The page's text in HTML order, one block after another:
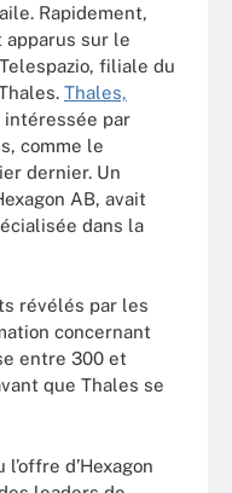
Rapidement,
apparus sur le
filiale du
Thales,
intéressée par
comme le
dernier. Un
AB, avait
dans la
révélés par les
concernant
entre 300 et
que Thales se
d’Hexagon